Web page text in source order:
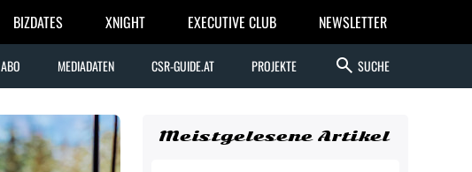
BIZDATES XNIGHT EXECUTIVE CLUB NEWSLETTER
ABO MEDIADATEN CSR-GUIDE.AT PROJEKTE search SUCHE
Meistgelesene Artikel